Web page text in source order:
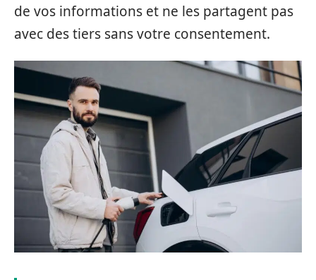
de vos informations et ne les partagent pas
avec des tiers sans votre consentement.